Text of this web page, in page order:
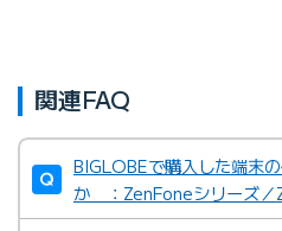
関連FAQ
BIGLOBEで購入した端末
か ：ZenFoneシリーズ／